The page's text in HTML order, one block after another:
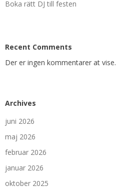
Boka rätt DJ till festen
Recent Comments
Der er ingen kommentarer at vise.
Archives
juni 2026
maj 2026
februar 2026
januar 2026
oktober 2025